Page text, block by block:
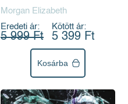
Morgan Elizabeth
Eredeti ár:
5 999 Ft
Kötött ár:
5 399 Ft
Kosárba